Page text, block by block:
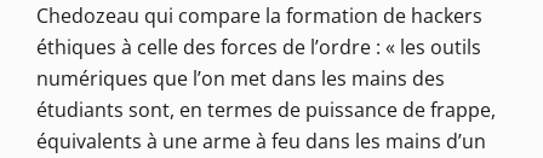
Chedozeau qui compare la formation de hackers
éthiques à celle des forces de l’ordre : « les outils
numériques que l’on met dans les mains des
étudiants sont, en termes de puissance de frappe,
équivalents à une arme à feu dans les mains d’un